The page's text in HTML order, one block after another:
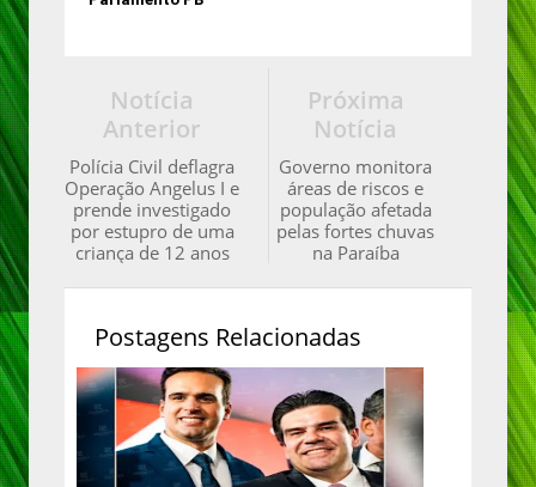
Próxima
Notícia
Governo monitora
áreas de riscos e
população afetada
pelas fortes chuvas
na Paraíba
Notícia
Anterior
Polícia Civil deflagra
Operação Angelus I e
prende investigado
por estupro de uma
criança de 12 anos
Postagens Relacionadas